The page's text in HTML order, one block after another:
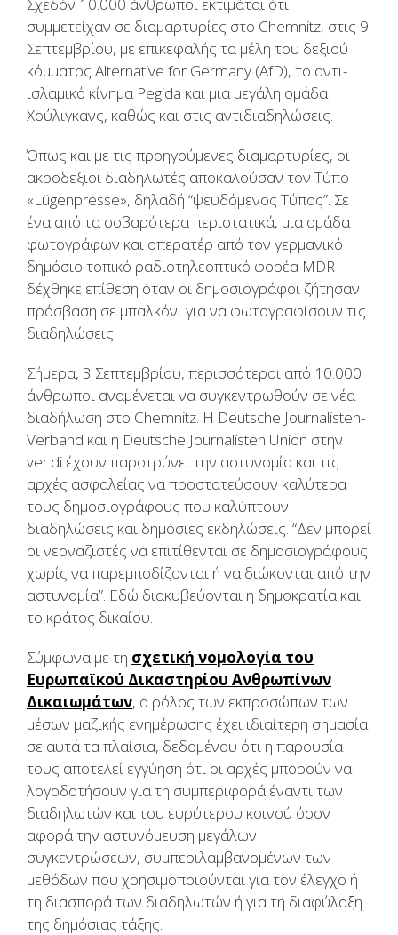
συμμετείχαν σε διαμαρτυρίες στο Chemnitz, στις 9
Σεπτεμβρίου, με επικεφαλής τα μέλη του δεξιού
κόμματος Alternative for Germany (AfD), το αντι-
ισλαμικό κίνημα Pegida και μια μεγάλη ομάδα
Χούλιγκανς, καθώς και στις αντιδιαδηλώσεις.
Όπως και με τις προηγούμενες διαμαρτυρίες, οι
ακροδεξιοι διαδηλωτές αποκαλούσαν τον Τύπο
«Lügenpresse», δηλαδή “ψευδόμενος Τύπος”. Σε
ένα από τα σοβαρότερα περιστατικά, μια ομάδα
φωτογράφων και οπερατέρ από τον γερμανικό
δημόσιο τοπικό ραδιοτηλεοπτικό φορέα MDR
δέχθηκε επίθεση όταν οι δημοσιογράφοι ζήτησαν
πρόσβαση σε μπαλκόνι για να φωτογραφίσουν τις
διαδηλώσεις.
Σήμερα, 3 Σεπτεμβρίου, περισσότεροι από 10.000
άνθρωποι αναμένεται να συγκεντρωθούν σε νέα
διαδήλωση στο Chemnitz. Η Deutsche Journalisten-
Verband και η Deutsche Journalisten Union στην
ver.di έχουν παροτρύνει την αστυνομία και τις
αρχές ασφαλείας να προστατεύσουν καλύτερα
τους δημοσιογράφους που καλύπτουν
διαδηλώσεις και δημόσιες εκδηλώσεις. “Δεν μπορεί
οι νεοναζιστές να επιτίθενται σε δημοσιογράφους
χωρίς να παρεμποδίζονται ή να διώκονται από την
αστυνομία”. Εδώ διακυβεύονται η δημοκρατία και
το κράτος δικαίου.
Σύμφωνα με τη σχετική νομολογία του
Ευρωπαϊκού Δικαστηρίου Ανθρωπίνων
Δικαιωμάτων, ο ρόλος των εκπροσώπων των
μέσων μαζικής ενημέρωσης έχει ιδιαίτερη σημασία
σε αυτά τα πλαίσια, δεδομένου ότι η παρουσία
τους αποτελεί εγγύηση ότι οι αρχές μπορούν να
λογοδοτήσουν για τη συμπεριφορά έναντι των
διαδηλωτών και του ευρύτερου κοινού όσον
αφορά την αστυνόμευση μεγάλων
συγκεντρώσεων, συμπεριλαμβανομένων των
μεθόδων που χρησιμοποιούνται για τον έλεγχο ή
τη διασπορά των διαδηλωτών ή για τη διαφύλαξη
της δημόσιας τάξης.